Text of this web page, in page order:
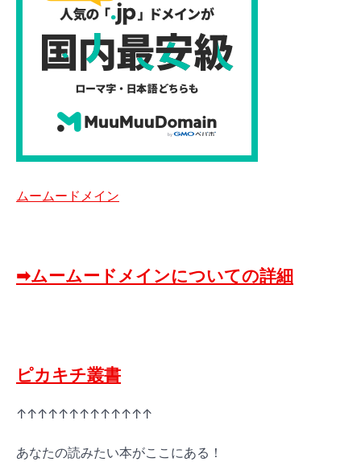
ムームードメイン
➡ムームードメインについての詳細
ピカキチ叢書
↑↑↑↑↑↑↑↑↑↑↑↑↑
あなたの読みたい本がここにある！